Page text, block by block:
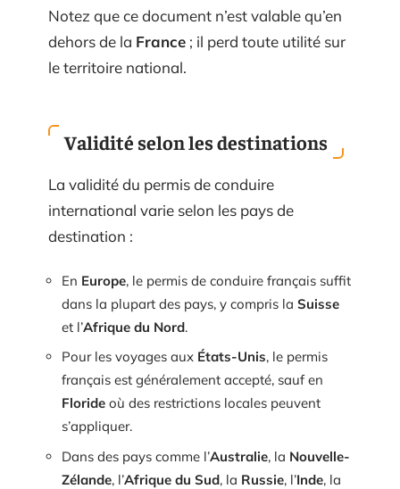
Notez que ce document n’est valable qu’en
dehors de la France ; il perd toute utilité sur
le territoire national.
Validité selon les destinations
La validité du permis de conduire
international varie selon les pays de
destination :
En Europe, le permis de conduire français suffit
dans la plupart des pays, y compris la Suisse
et l’Afrique du Nord.
Pour les voyages aux États-Unis, le permis
français est généralement accepté, sauf en
Floride où des restrictions locales peuvent
s’appliquer.
Dans des pays comme l’Australie, la Nouvelle-
Zélande, l’Afrique du Sud, la Russie, l’Inde, la